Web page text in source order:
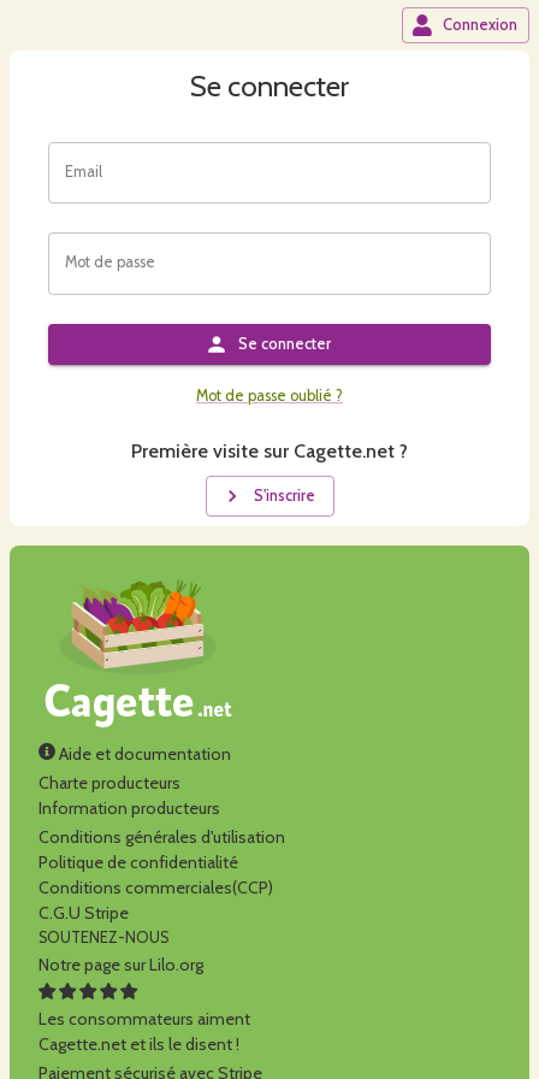
Connexion
Se connecter
Email
Mot de passe
Se connecter
Mot de passe oublié ?
Première visite sur Cagette.net ?
S'inscrire
Aide et documentation
Charte producteurs
Information producteurs
Conditions générales d'utilisation
Politique de confidentialité
Conditions commerciales(CCP)
C.G.U Stripe
SOUTENEZ-NOUS
Notre page sur Lilo.org
Les consommateurs aiment
Cagette.net et ils le disent !
Paiement sécurisé avec Stripe